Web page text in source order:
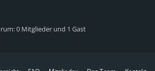
0 Mitglieder und 1 Gast